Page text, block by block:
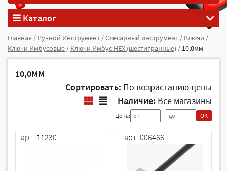
Каталог
Главная / Ручной Инструмент /Слесарный инструмент / Ключи /
Ключи Имбусовые / Ключи Имбус HEX (шестигранные) / 10,0мм
10,0ММ
Сортировать: По возрастанию цены
Наличие: Все магазины
Цена: — OK
арт. 11230 арт. 006466